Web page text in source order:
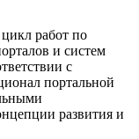
работ по
и систем
с
портальной
развития и